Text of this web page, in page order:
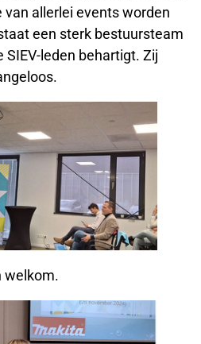
allerlei events worden
een sterk bestuursteam
SIEV-leden behartigt. Zij
welkom.